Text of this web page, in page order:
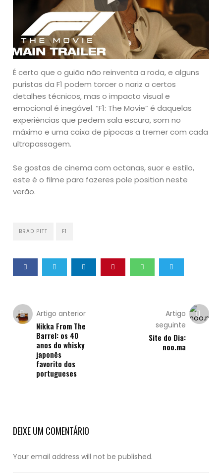
É certo que o guião não reinventa a roda, e alguns
puristas da F1 podem torcer o nariz a certos
detalhes técnicos, mas o impacto visual e
emocional é inegável. “F1: The Movie” é daquelas
experiências que pedem sala escura, som no
máximo e uma caixa de pipocas a tremer com cada
ultrapassagem.
Se gostas de cinema com octanas, suor e estilo,
este é o filme para fazeres pole position neste
verão.
BRAD PITT F1
Artigo anterior
Nikka From The
Barrel: os 40
anos do whisky
japonês
favorito dos
portugueses
Artigo
seguinte
Site do Dia:
noo.ma
DEIXE UM COMENTÁRIO
Your email address will not be published.